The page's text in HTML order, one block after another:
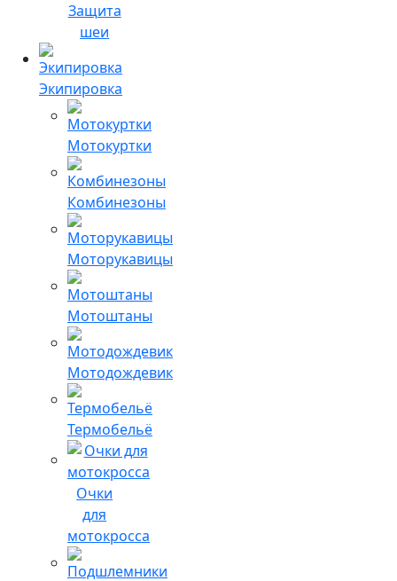
Защита
шеи
Экипировка
Мотокуртки
Комбинезоны
Моторукавицы
Мотоштаны
Мотодождевик
Термобельё
Очки
для
мотокросса